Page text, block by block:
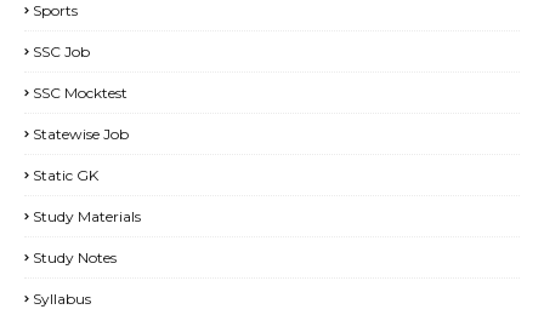
Sports
SSC Job
SSC Mocktest
Statewise Job
Static GK
Study Materials
Study Notes
Syllabus